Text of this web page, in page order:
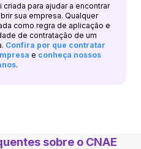
criada para ajudar a encontrar
sua empresa. Qualquer
como regra de aplicação e
de contratação de um
Confira por que contratar
e conheça nossos
.
sobre o CNAE